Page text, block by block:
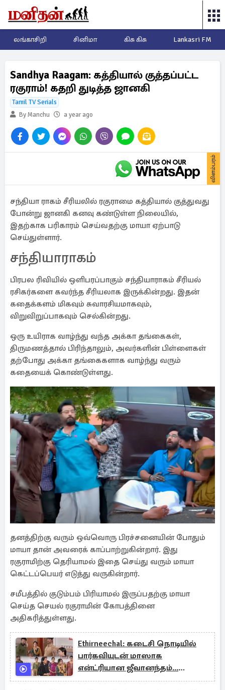
லங்காசிறி சினிமா கிசு கிசு Lankasri FM
Sandhya Raagam: கத்தியால் குத்தப்பட்ட
ரகுராம்! கதறி துடித்த ஜானகி
Tamil TV Serials
By Manchu
a year ago
விளம்பரம்
சந்தியா ராகம் சீரியலில் ரகுராமை கத்தியால் குத்துவது
போன்று ஜானகி கனவு கண்டுள்ள நிலையில்,
இதற்காக பரிகாரம் செய்வதற்கு மாயா ஏற்பாடு
செய்துள்ளார்.
சந்தியாராகம்
பிரபல ரிவியில் ஒளிபரப்பாகும் சந்தியாராகம் சீரியல்
ரசிகர்களை கவர்ந்த சீரியலாக இருக்கின்றது. இதன்
கதைக்களம் மிகவும் சுவாரசியமாகவும்,
விறுவிறுப்பாகவும் செல்கின்றது.
ஒரு உயிராக வாழ்ந்து வந்த அக்கா தங்கைகள்,
திருமணத்தால் பிரிந்தாலும், அவர்களின் பிள்ளைகள்
தற்போது அக்கா தங்கைகளாக வாழ்ந்து வரும்
கதையைக் கொண்டுள்ளது.
தனத்திற்கு வரும் ஒவ்வொரு பிரச்சனையின் போதும்
மாயா தான் அவரைக் காப்பாற்றுகின்றார். இது
ரகுராமிற்கு தெரியாமல் இதை செய்து வரும் மாயா
கெட்டப்பெயர் எடுத்து வருகின்றார்.
சமீபத்தில் குடும்பம் பிரியாமல் இருப்பதற்கு மாயா
செய்த செயல் ரகுராமின் கோபத்தினை
அதிகரித்துள்ளது.
Ethirneechal: கடைசி நொடியில்
பார்கவியுடன் மாஸாக
என்ட்ரியான ஜீவானந்தம்...
பரபரப்பான ப்ரொமோ காட்சி